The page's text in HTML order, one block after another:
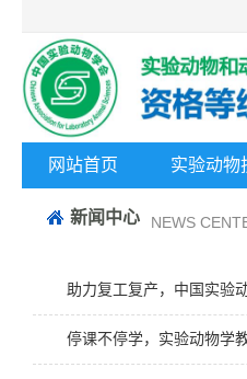
网站首页 实验动物
新闻中心 NEWS
助力复工复产，中国实验
停课不停学，实验动物学